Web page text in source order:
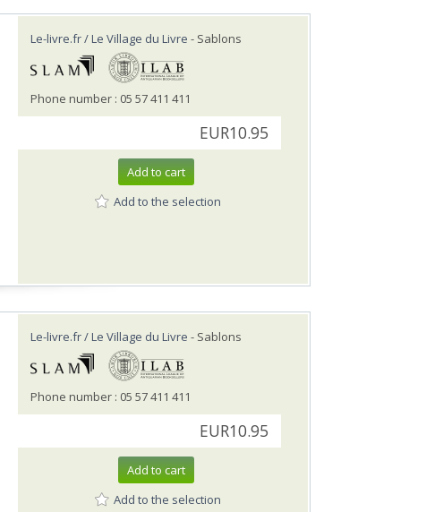
Le-livre.fr / Le Village du Livre - Sablons
Phone number : 05 57 411 411
EUR10.95
Add to cart
Add to the selection
Le-livre.fr / Le Village du Livre - Sablons
Phone number : 05 57 411 411
EUR10.95
Add to cart
Add to the selection